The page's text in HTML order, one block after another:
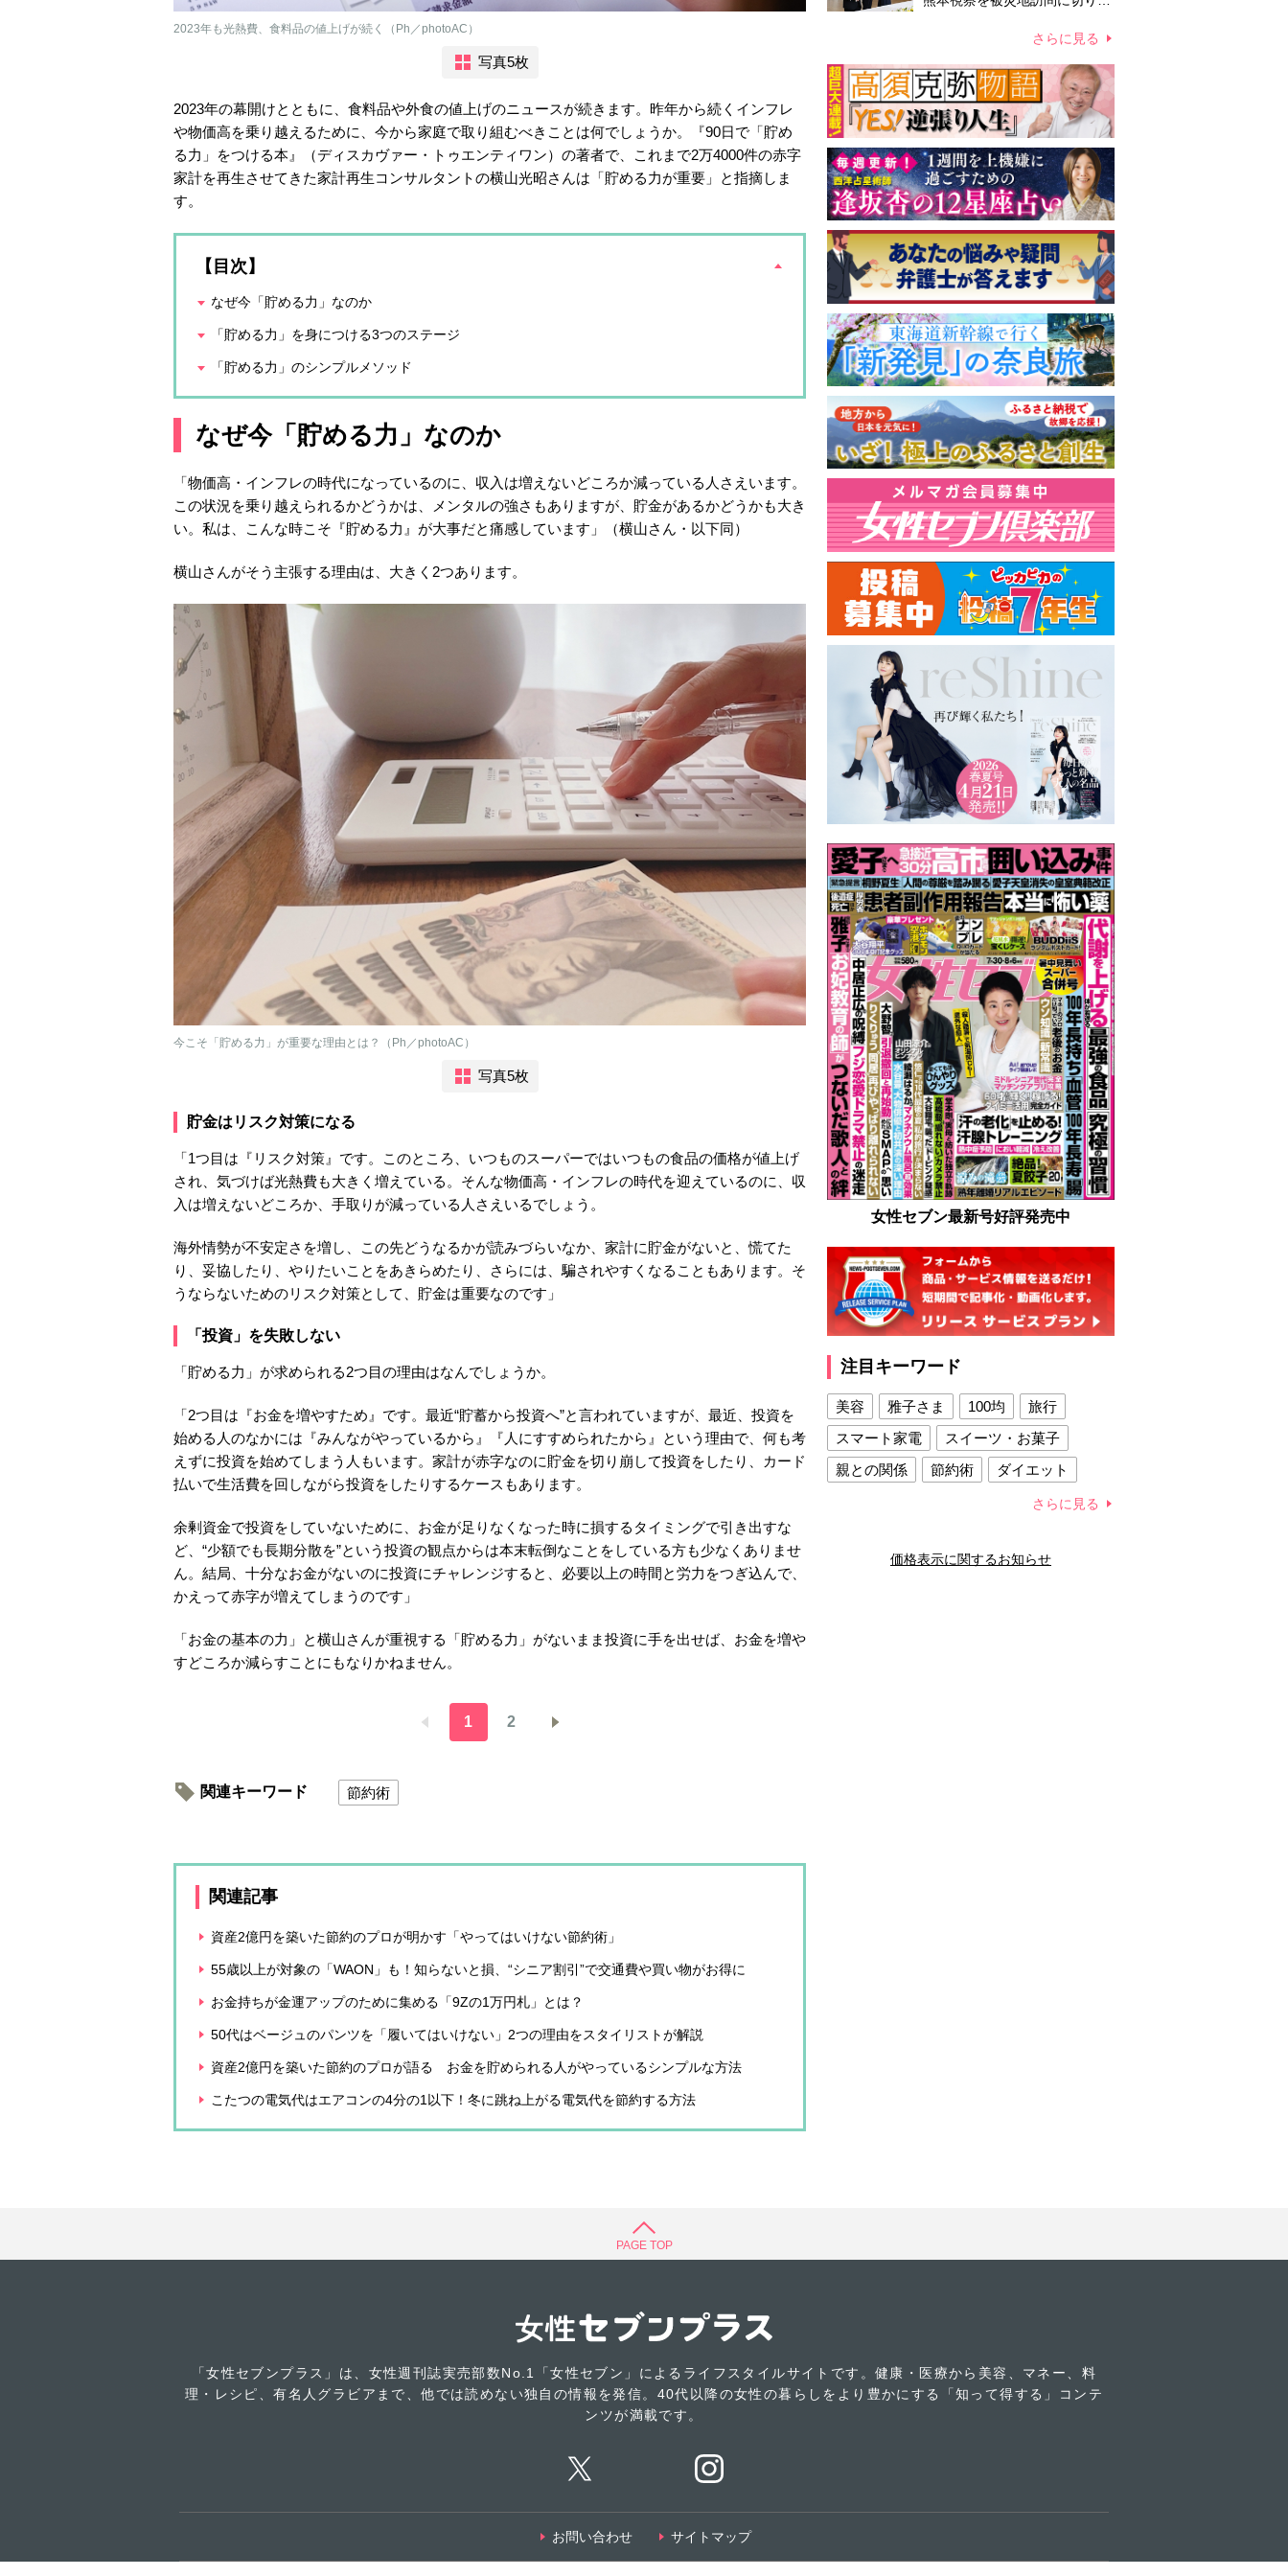
2023年も光熱費、食料品の値上げが続く（Ph／photoAC）
写真5枚
2023年の幕開けとともに、食料品や外食の値上げのニュースが続きます。昨年から続くインフレ
や物価高を乗り越えるために、今から家庭で取り組むべきことは何でしょうか。『90日で「貯め
る力」をつける本』（ディスカヴァー・トゥエンティワン）の著者で、これまで2万4000件の赤字
家計を再生させてきた家計再生コンサルタントの横山光昭さんは「貯める力が重要」と指摘しま
す。
【目次】
なぜ今「貯める力」なのか
「貯める力」を身につける3つのステージ
「貯める力」のシンプルメソッド
なぜ今「貯める力」なのか
「物価高・インフレの時代になっているのに、収入は増えないどころか減っている人さえいます。
この状況を乗り越えられるかどうかは、メンタルの強さもありますが、貯金があるかどうかも大き
い。私は、こんな時こそ『貯める力』が大事だと痛感しています」（横山さん・以下同）
横山さんがそう主張する理由は、大きく2つあります。
今こそ「貯める力」が重要な理由とは？（Ph／photoAC）
写真5枚
貯金はリスク対策になる
「1つ目は『リスク対策』です。このところ、いつものスーパーではいつもの食品の価格が値上げ
され、気づけば光熱費も大きく増えている。そんな物価高・インフレの時代を迎えているのに、収
入は増えないどころか、手取りが減っている人さえいるでしょう。
海外情勢が不安定さを増し、この先どうなるかが読みづらいなか、家計に貯金がないと、慌てた
り、妥協したり、やりたいことをあきらめたり、さらには、騙されやすくなることもあります。そ
うならないためのリスク対策として、貯金は重要なのです」
「投資」を失敗しない
「貯める力」が求められる2つ目の理由はなんでしょうか。
「2つ目は『お金を増やすため』です。最近“貯蓄から投資へ”と言われていますが、最近、投資を
始める人のなかには『みんながやっているから』『人にすすめられたから』という理由で、何も考
えずに投資を始めてしまう人もいます。家計が赤字なのに貯金を切り崩して投資をしたり、カード
払いで生活費を回しながら投資をしたりするケースもあります。
余剰資金で投資をしていないために、お金が足りなくなった時に損するタイミングで引き出すな
ど、“少額でも長期分散を”という投資の観点からは本末転倒なことをしている方も少なくありませ
ん。結局、十分なお金がないのに投資にチャレンジすると、必要以上の時間と労力をつぎ込んで、
かえって赤字が増えてしまうのです」
「お金の基本の力」と横山さんが重視する「貯める力」がないまま投資に手を出せば、お金を増や
すどころか減らすことにもなりかねません。
1 2
関連キーワード 節約術
関連記事
資産2億円を築いた節約のプロが明かす「やってはいけない節約術」
55歳以上が対象の「WAON」も！知らないと損、“シニア割引”で交通費や買い物がお得に
お金持ちが金運アップのために集める「9Zの1万円札」とは？
50代はベージュのパンツを「履いてはいけない」2つの理由をスタイリストが解説
資産2億円を築いた節約のプロが語る お金を貯められる人がやっているシンプルな方法
こたつの電気代はエアコンの4分の1以下！冬に跳ね上がる電気代を節約する方法
夫妻から受け継ぐ“国民への寄
さらに見る
女性セブン最新号好評発売中
注目キーワード
美容 雅子さま 100均
旅行
スマート家電
スイーツ・お菓子
親との関係
節約術
ダイエット
夫との関係
新津春子 どか食い
さらに見る
価格表示に関するお知らせ
PAGE TOP
「女性セブンプラス」は、女性週刊誌実売部数No.1「女性セブン」によるライフスタイルサイトです。健康・医療から美容、マネー、料
理・レシピ、有名人グラビアまで、他では読めない独自の情報を発信。40代以降の女性の暮らしをより豊かにする「知って得する」コンテ
ンツが満載です。
お問い合わせ サイトマップ